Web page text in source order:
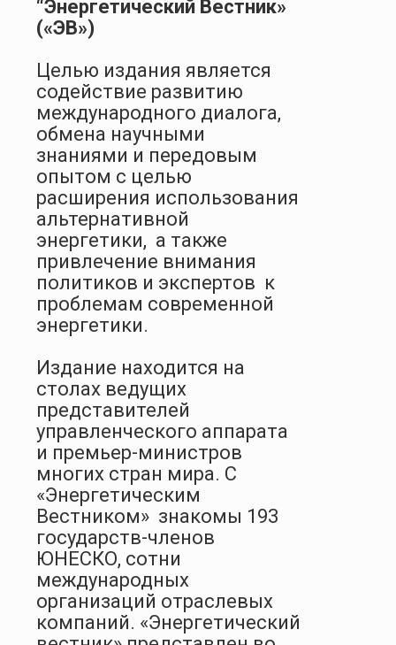
“Энергетический Вестник»
(«ЭВ»)
Целью издания является
содействие развитию
международного диалога,
обмена научными
знаниями и передовым
опытом с целью
расширения использования
альтернативной
энергетики, а также
привлечение внимания
политиков и экспертов к
проблемам современной
энергетики.
Издание находится на
столах ведущих
представителей
управленческого аппарата
и премьер-министров
многих стран мира. С
«Энергетическим
Вестником» знакомы 193
государств-членов
ЮНЕСКО, сотни
международных
организаций отраслевых
компаний. «Энергетический